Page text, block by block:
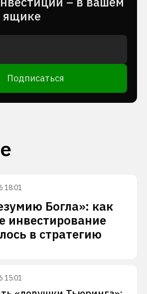
ящике
Подписаться
18:01
Богла»: как
инвестирование
в стратегию
15:01